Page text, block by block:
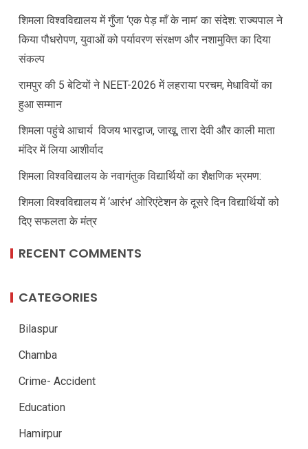
शिमला विश्वविद्यालय में गुँजा ‘एक पेड़ माँ के नाम’ का संदेश: राज्यपाल ने
किया पौधरोपण, युवाओं को पर्यावरण संरक्षण और नशामुक्ति का दिया
संकल्प
रामपुर की 5 बेटियों ने NEET-2026 में लहराया परचम, मेधावियों का
हुआ सम्मान
शिमला पहुंचे आचार्य विजय भारद्वाज, जाखू, तारा देवी और काली माता
मंदिर में लिया आशीर्वाद
शिमला विश्वविद्यालय के नवागंतुक विद्यार्थियों का शैक्षणिक भ्रमण:
शिमला विश्वविद्यालय में ‘आरंभ’ ओरिएंटेशन के दूसरे दिन विद्यार्थियों को
दिए सफलता के मंत्र
RECENT COMMENTS
CATEGORIES
Bilaspur
Chamba
Crime- Accident
Education
Hamirpur